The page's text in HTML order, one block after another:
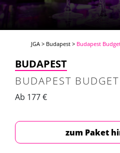
JGA > Budapest > Budapest
BUDAPEST
BUDAPEST BUDGET
Ab 177 €
zum Paket